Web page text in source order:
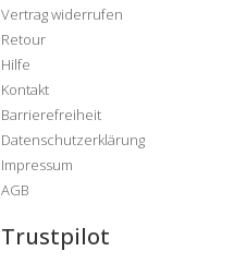
Vertrag widerrufen
Retour
Hilfe
Kontakt
Barrierefreiheit
Datenschutzerklärung
Impressum
AGB
Trustpilot